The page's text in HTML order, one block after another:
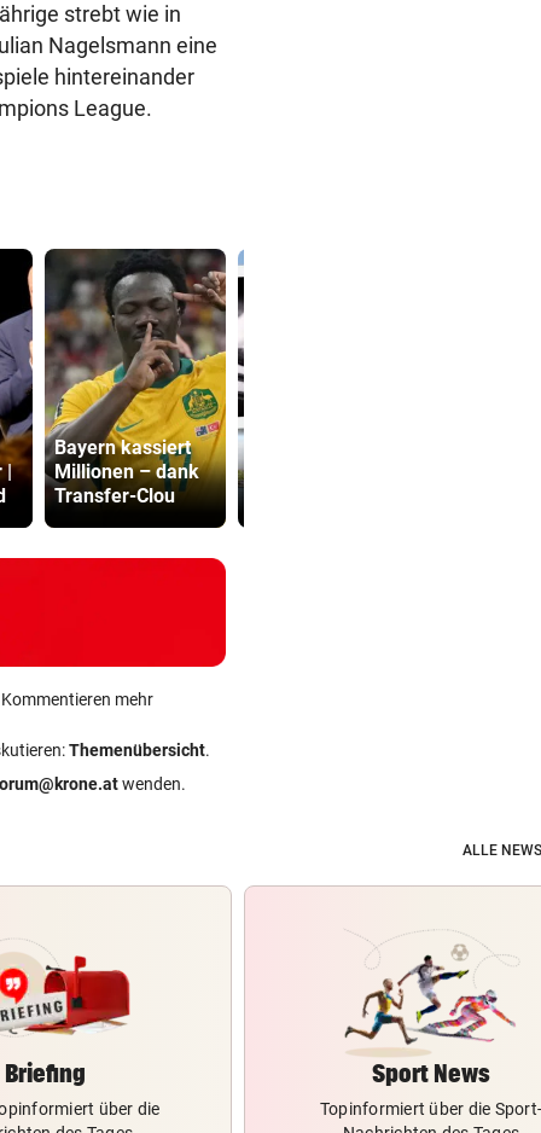
strebt wie in
Nagelsmann eine
hintereinander
League.
|
Bayern kassiert
Millionen – dank
Transfer-Clou
mehr
Themenübersicht.
wenden.
ALLE
Briefing
über die
Sport News
Topinformiert über die